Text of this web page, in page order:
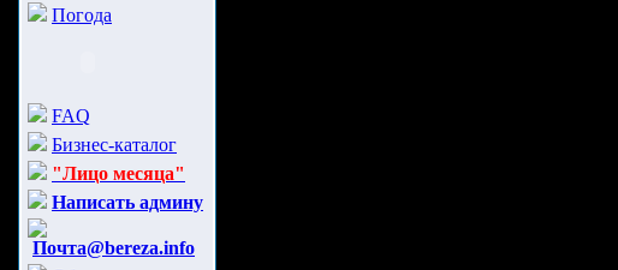
Погода
FAQ
Бизнес-каталог
"Лицо месяца"
Написать админу
Почта@bereza.info